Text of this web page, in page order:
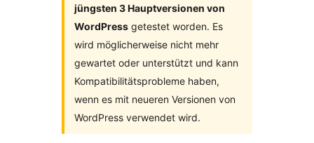
jüngsten 3 Hauptversionen von
WordPress getestet worden. Es
wird möglicherweise nicht mehr
gewartet oder unterstützt und kann
Kompatibilitätsprobleme haben,
wenn es mit neueren Versionen von
WordPress verwendet wird.